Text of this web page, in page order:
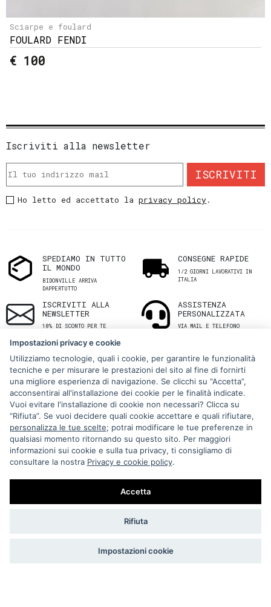
Sciarpe e foulard
FOULARD FENDI
€ 100
Iscriviti alla newsletter
ISCRIVITI
Ho letto ed accettato laprivacy policy.
SPEDIAMO IN TUTTO
IL MONDO
BIDONVILLE ARRIVA
DAPPERTUTTO
CONSEGNE RAPIDE
1/2 GIORNI LAVORATIVI IN
ITALIA
ISCRIVITI ALLA
NEWSLETTER
10% DI SCONTO PER TE
ASSISTENZA
PERSONALIZZATA
VIA MAIL E TELEFONO
Via Melo 224/a, Bari, Italy, 70121
+39 080 990 5699
P.IVA: 05921860721
Impostazioni Cookie
Impostazioni privacy e cookie
Utilizziamo tecnologie, quali i cookie, per garantire le funzionalità
tecniche e per misurare le prestazioni del sito al fine di fornirti
una migliore esperienza di navigazione. Se clicchi su “Accetta”,
acconsentirai all'installazione dei cookie per le finalità indicate.
Vuoi evitare l'installazione di cookie non necessari? Clicca su
“Rifiuta”. Se vuoi decidere quali cookie accettare e quali rifiutare,
personalizza le tue scelte; potrai modificare le tue preferenze in
qualsiasi momento ritornando su questo sito. Per maggiori
informazioni sui cookie e sulla tua privacy, ti consigliamo di
consultare la nostra Privacy e cookie policy.
Accetta
Rifiuta
Impostazioni cookie